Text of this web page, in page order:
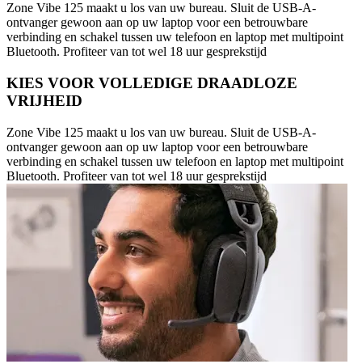
Zone Vibe 125 maakt u los van uw bureau. Sluit de USB-A-
ontvanger gewoon aan op uw laptop voor een betrouwbare
verbinding en schakel tussen uw telefoon en laptop met multipoint
Bluetooth. Profiteer van tot wel 18 uur gesprekstijd
KIES VOOR VOLLEDIGE DRAADLOZE
VRIJHEID
Zone Vibe 125 maakt u los van uw bureau. Sluit de USB-A-
ontvanger gewoon aan op uw laptop voor een betrouwbare
verbinding en schakel tussen uw telefoon en laptop met multipoint
Bluetooth. Profiteer van tot wel 18 uur gesprekstijd